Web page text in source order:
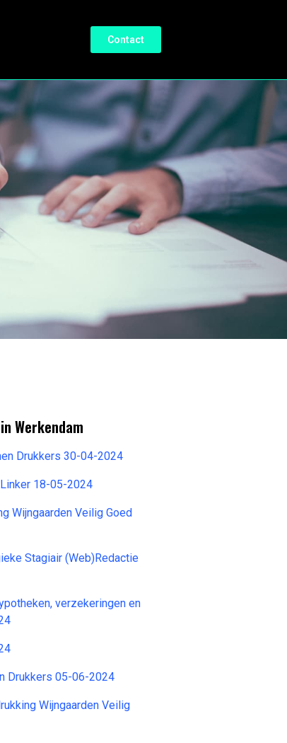
Contact
Werkendam
Drukkers 30-04-2024
18-05-2024
Wijngaarden Veilig Goed
Stagiair (Web)Redactie
verzekeringen en
Drukkers 05-06-2024
Wijngaarden Veilig